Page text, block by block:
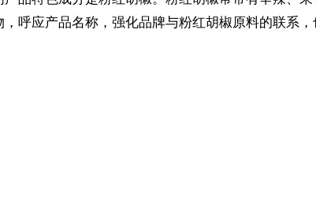
呼应产品名称，强化品牌与粉红胡椒原料的联系